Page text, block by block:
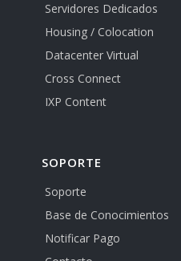
Servidores Dedicados
Housing / Colocation
Datacenter Virtual
Cross Connect
IXP Content
SOPORTE
Soporte
Base de Conocimientos
Notificar Pago